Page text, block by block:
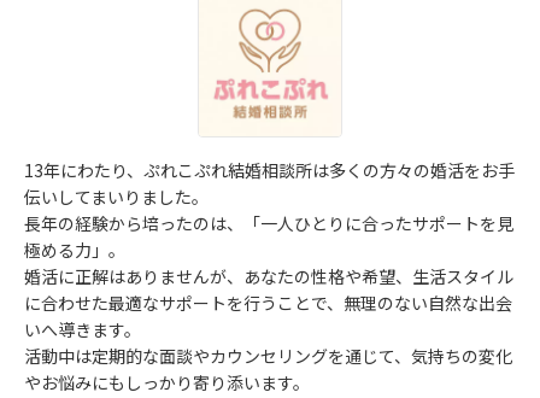
13年にわたり、ぷれこぷれ結婚相談所は多くの方々の婚活をお手
伝いしてまいりました。
長年の経験から培ったのは、「一人ひとりに合ったサポートを見
極める力」。
婚活に正解はありませんが、あなたの性格や希望、生活スタイル
に合わせた最適なサポートを行うことで、無理のない自然な出会
いへ導きます。
活動中は定期的な面談やカウンセリングを通じて、気持ちの変化
やお悩みにもしっかり寄り添います。